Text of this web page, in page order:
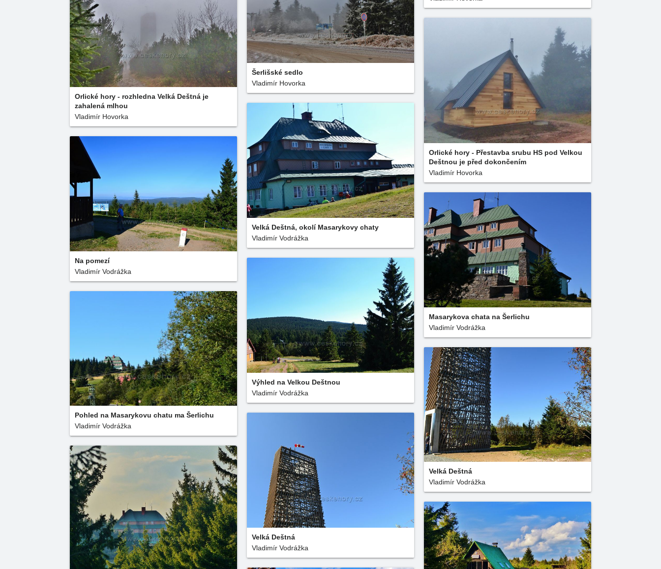
Šerlišské sedlo
Vladimír Hovorka
Orlické hory - rozhledna Velká Deštná je
zahalená mlhou
Vladimír Hovorka
Orlické hory - Přestavba srubu HS pod Velkou
Deštnou je před dokončením
Vladimír Hovorka
Velká Deštná, okolí Masarykovy chaty
Vladimír Vodrážka
Na pomezí
Vladimír Vodrážka
Masarykova chata na Šerlichu
Vladimír Vodrážka
Výhled na Velkou Deštnou
Vladimír Vodrážka
Pohled na Masarykovu chatu ma Šerlichu
Vladimír Vodrážka
Velká Deštná
Vladimír Vodrážka
Velká Deštná
Vladimír Vodrážka